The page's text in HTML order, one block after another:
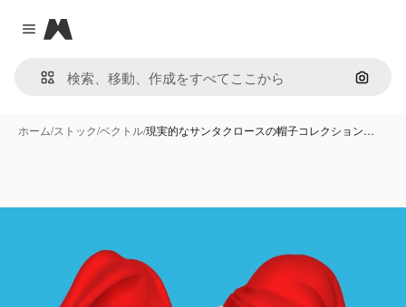
Close menu
Magnific
画像で
ホーム/ストック/ベクトル/現実的なサンタクロースの帽子コレクション…